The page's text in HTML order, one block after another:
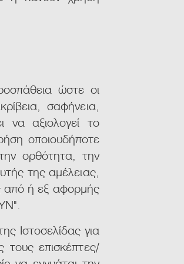
ώστε οι
σαφήνεια,
να αξιολογεί το
οποιουδήποτε
ορθότητα, την
της αμέλειας,
από ή εξ αφορμής
Ιστοσελίδας για
επισκέπτες/